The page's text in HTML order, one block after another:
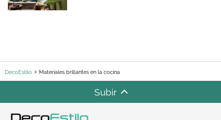
DecoEstilo Materiales brillantes en la cocina
Subir